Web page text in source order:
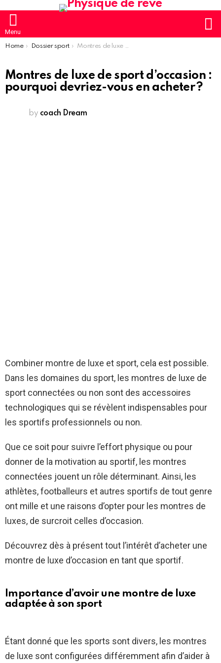
Menu
You are here:
Home Dossier sport Montres de luxe de sport d’occasion : pourquoi devriez-vous en acheter ?
Montres de luxe de sport d’occasion :
pourquoi devriez-vous en acheter ?
by coach Dream
Combiner montre de luxe et sport, cela est possible.
Dans les domaines du sport, les montres de luxe de
sport connectées ou non sont des accessoires
technologiques qui se révèlent indispensables pour
les sportifs professionnels ou non.
Que ce soit pour suivre l’effort physique ou pour
donner de la motivation au sportif, les montres
connectées jouent un rôle déterminant. Ainsi, les
athlètes, footballeurs et autres sportifs de tout genre
ont mille et une raisons d’opter pour les montres de
luxes, de surcroit celles d’occasion.
Découvrez dès à présent tout l’intérêt d’acheter une
montre de luxe d’occasion en tant que sportif.
Importance d’avoir une montre de luxe
adaptée à son sport
Étant donné que les sports sont divers, les montres
de luxe sont configurées différemment afin d’aider à